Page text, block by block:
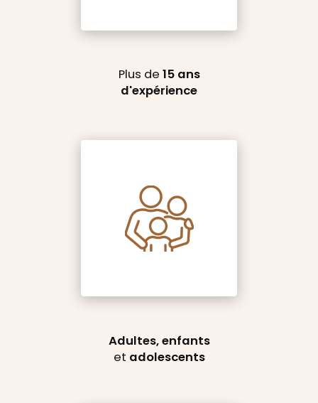
Plus de 15 ans
d'expérience
Adultes, enfants
et adolescents